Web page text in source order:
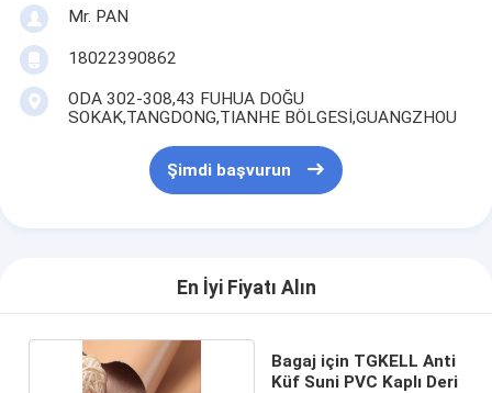
Mr. PAN
18022390862
ODA 302-308,43 FUHUA DOĞU
SOKAK,TANGDONG,TIANHE BÖLGESİ,GUANGZHOU
Şimdi başvurun
En İyi Fiyatı Alın
Bagaj için TGKELL Anti
Küf Suni PVC Kaplı Deri